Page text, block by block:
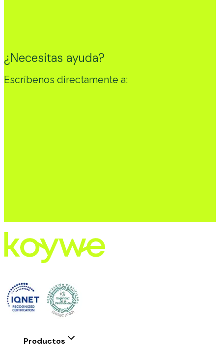
¿Necesitas ayuda?
Escríbenos directamente a:
Productos